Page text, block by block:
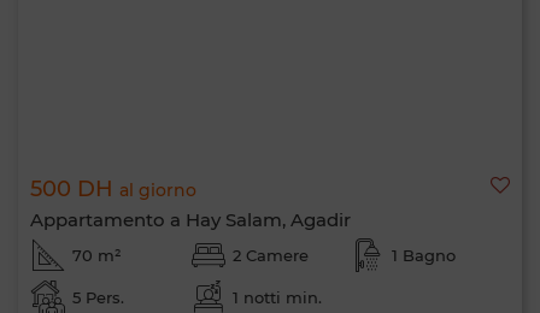
500 DH al giorno
Appartamento a Hay Salam, Agadir
70 m² 2 Camere 1 Bagno
5 Pers. 1 notti min.